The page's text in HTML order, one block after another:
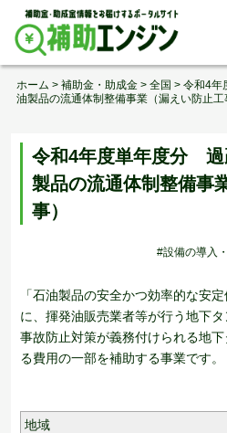
Skip
content
ホーム > 補助金・助成金 > 全国 > 令和4年
油製品の流通体制整備事業（漏えい防止工
令和4年度単年度分 過
製品の流通体制整備事
事）
#設備の導入
「石油製品の安全かつ効率的な安
に、揮発油販売業者等が行う地下
事故防止対策が義務付けられる地
る費用の一部を補助する事業です。
地域